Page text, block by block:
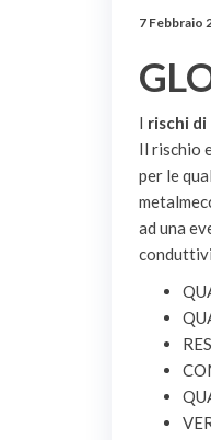
7 Febbraio
I rischi
Il rischio
per le
ad una
conduttivi